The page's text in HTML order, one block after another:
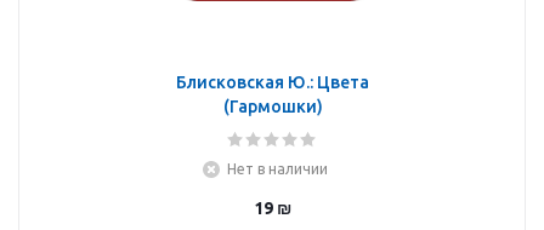
Блисковская Ю.: Цвета
(Гармошки)
Нет в наличии
19 ₪